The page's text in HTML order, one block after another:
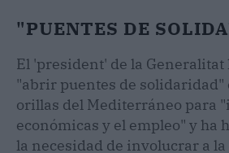
"PUENTES DE
El 'president' de la Generalitat
"abrir puentes de solidaridad"
orillas del Mediterráneo para
económicas y el empleo" y ha
la necesidad de involucrar a